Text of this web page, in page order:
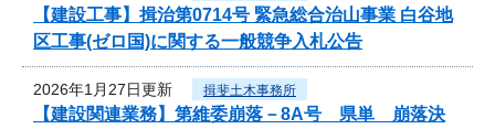
【建設工事】揖治第0714号 緊急総合治山事業 白谷地
区工事(ゼロ国)に関する一般競争入札公告
2026年1月27日更新 揖斐土木事務所
【建設関連業務】第維委崩落－8A号 県単 崩落決